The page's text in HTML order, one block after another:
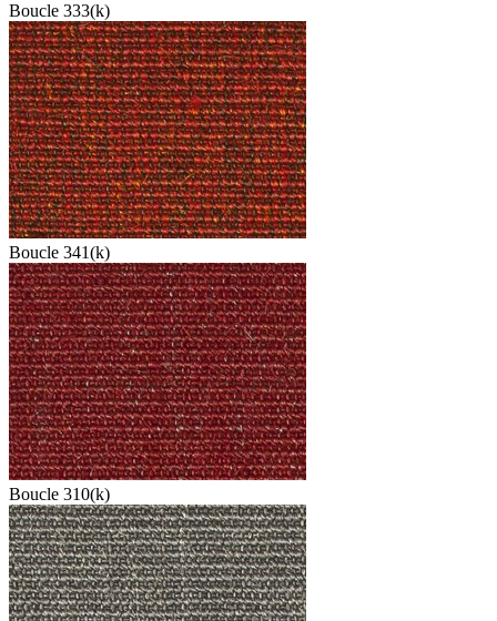
Boucle 333(k)
Boucle 341(k)
Boucle 310(k)